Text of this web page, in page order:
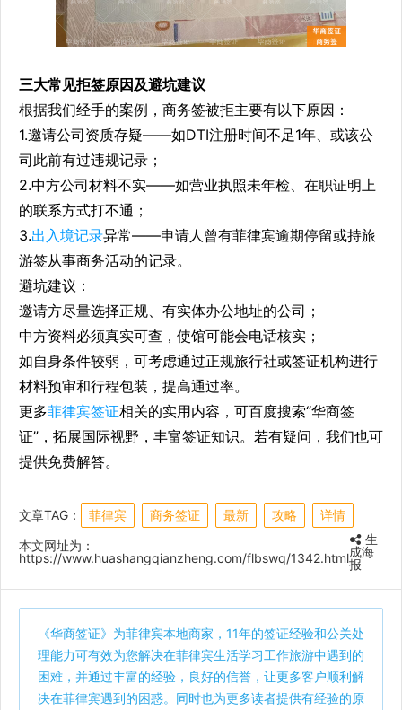
三大常见拒签原因及避坑建议
根据我们经手的案例，商务签被拒主要有以下原因：
1.邀请公司资质存疑——如DTI注册时间不足1年、或该公
司此前有过违规记录；
2.中方公司材料不实——如营业执照未年检、在职证明上
的联系方式打不通；
3.出入境记录异常——申请人曾有菲律宾逾期停留或持旅
游签从事商务活动的记录。
避坑建议：
邀请方尽量选择正规、有实体办公地址的公司；
中方资料必须真实可查，使馆可能会电话核实；
如自身条件较弱，可考虑通过正规旅行社或签证机构进行
材料预审和行程包装，提高通过率。
更多菲律宾签证相关的实用内容，可百度搜索“华商签
证”，拓展国际视野，丰富签证知识。若有疑问，我们也可
提供免费解答。
文章TAG： 菲律宾 商务签证 最新 攻略
详情
本文网址为：
https://www.huashangqianzheng.com/flbswq/1342.html
生
成海
报
《华商签证》为菲律宾本地商家，11年的签证经验和公关处
理能力可有效为您解决在菲律宾生活学习工作旅游中遇到的
困难，并通过丰富的经验，良好的信誉，让更多客户顺利解
决在菲律宾遇到的困惑。同时也为更多读者提供有经验的原